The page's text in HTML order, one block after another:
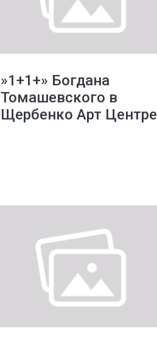
»1+1+» Богдана
Томашевского в
Щербенко Арт Центре